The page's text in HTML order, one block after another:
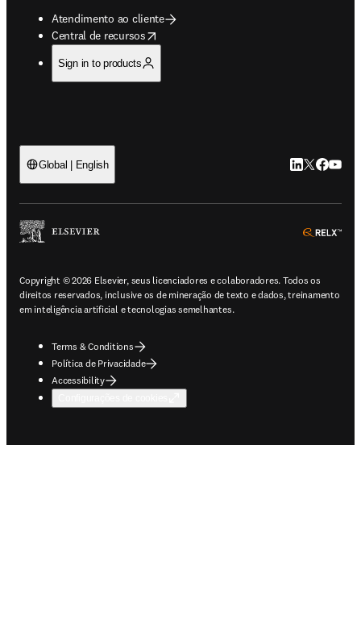
Atendimento ao cliente
Central de recursos
opens in new tab/window
Sign in to products
Global | English LinkedIn abre
Twitter
Copyright © 2026 Elsevier, seus licenciadores e colaboradores. Todos os
direitos reservados, inclusive os de mineração de texto e dados, treinamento
em inteligência artificial e tecnologias semelhantes.
Terms & Conditions
Política de Privacidade
Accessibility